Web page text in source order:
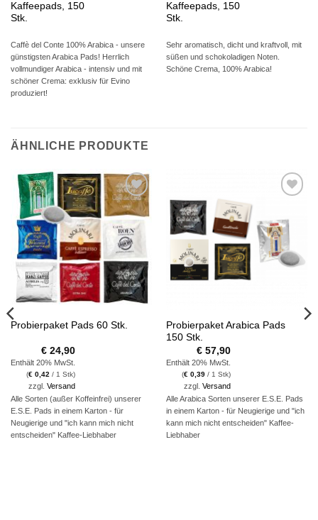
Kaffeepads, 150
Stk.
Caffè del Conte 100% Arabica - unsere
günstigsten Arabica Pads! Herrlich
vollmundiger Arabica - intensiv und mit
schöner Crema: exklusiv für Evino
produziert!
Kaffeepads, 150
Stk.
Sehr aromatisch, dicht und kraftvoll, mit
süßen und schokoladigen Noten.
Schöne Crema, 100% Arabica!
ÄHNLICHE PRODUKTE
Auf die
Wunschliste
Probierpaket Pads 60 Stk.
€24,90
Enthält 20% MwSt.
(€ 0,42 / 1 Stk)
zzgl. Versand
Alle Sorten (außer Koffeinfrei) unserer
E.S.E. Pads in einem Karton - für
Neugierige und "ich kann mich nicht
entscheiden" Kaffee-Liebhaber
Probierpaket Arabica Pads
150 Stk.
€57,90
Enthält 20% MwSt.
(€ 0,39/ 1 Stk)
zzgl. Versand
Alle Arabica Sorten unserer E.S.E. Pads
in einem Karton - für Neugierige und "ich
kann mich nicht entscheiden" Kaffee-
Liebhaber